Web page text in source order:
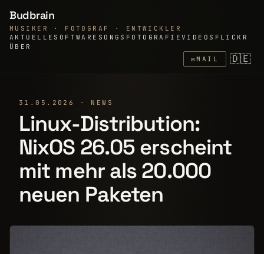
Budbrain
MUSIKER · FOTOGRAF · ENTWICKLER
AKTUELLE SOFTWARE SONGS FOTOGRAFIEVIDEOS FLICKR
ÜBER
✉MAIL 🇩🇪
31.05.2026 · NEWS
Linux-Distribution:
NixOS 26.05 erscheint
mit mehr als 20.000
neuen Paketen